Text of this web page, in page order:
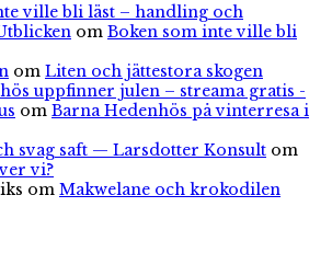
ville bli läst – handling och
om Boken som inte ville bli
om Liten och jättestora skogen
uppfinner julen – streama gratis -
om Barna Hedenhös på vinterresa i
svag saft — Larsdotter Konsult om
vi?
om Makwelane och krokodilen